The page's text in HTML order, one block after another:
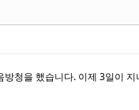
청을 했습니다. 이제 3일이
5
5